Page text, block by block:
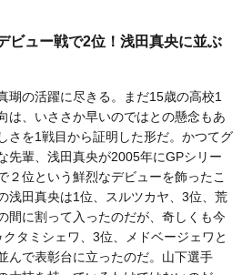
ビュー戦で2位！浅田真央に並ぶ
瑚の活躍に尽きる。まだ15歳の高校1
は、いささか早いのではとの懸念もあ
さを1戦目から証明した形だ。かつてグ
先輩、浅田真央が2005年にGPシリー
２位という鮮烈なデビューを飾ったこ
浅田真央は1位、スルツカヤ、3位、荒
間に割って入ったのだが、奇しくも今
タミシェワ、3位、メドベージェワと
んで表彰台に立ったのだ。山下選手